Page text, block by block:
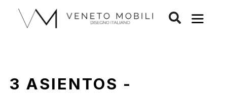
contenido
3 ASIENTOS -